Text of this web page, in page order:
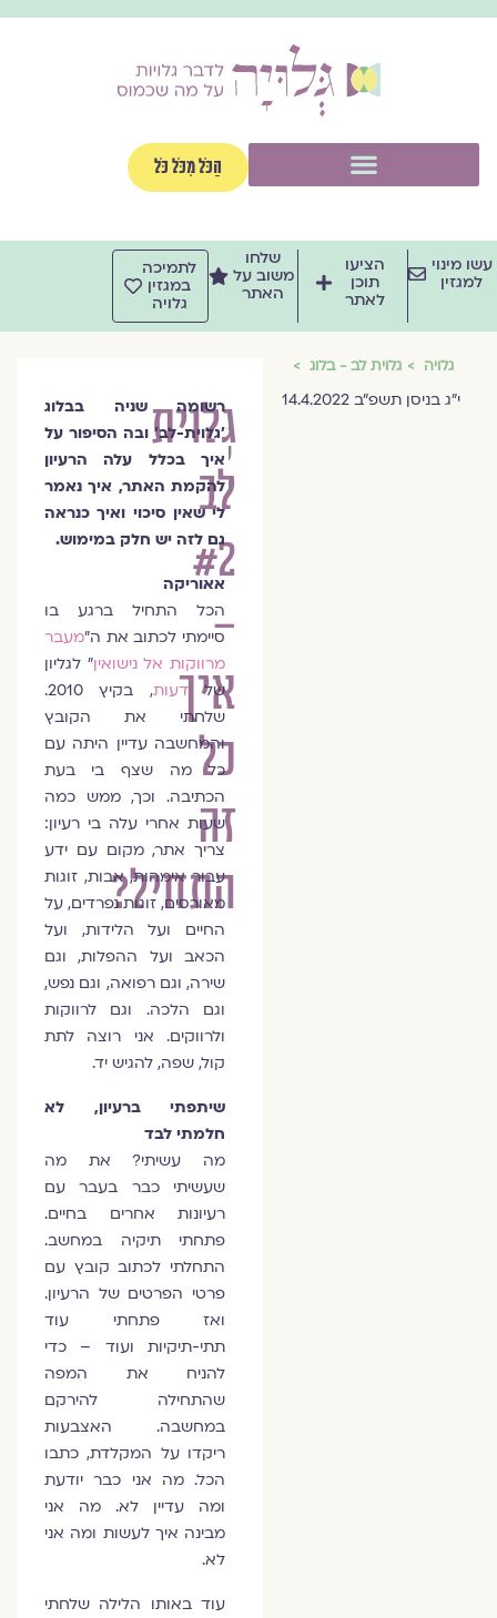
הַכֹּל מִכֹּל כֹּל
מינוי
למגזין
הציעו
תוכן
לאתר
שלחו
משוב על
האתר
לתמיכה
במגזין
גלויה
גלויה גלוית לב - בלוג
י״ג בניסן תשפ״ב 14.4.2022
גלוית
לב
#2
–
איך
כל
זה
התחיל?
הרבנית
שרה
סגל־כץ
רשומה שניה בבלוג
׳גלוית-לב׳ ובה הסיפור על
איך בכלל עלה הרעיון
להקמת האתר, איך נאמר
לי שאין סיכוי ואיך כנראה
גם לזה יש חלק במימוש.
אאוריקה
הכל התחיל ברגע בו
סיימתי לכתוב את ה״מעבר
מרווקות אל נישואין״ לגליון
של דעות
, בקיץ 2010.
שלחתי את הקובץ
והמחשבה עדיין היתה עם
כל מה שצף בי בעת
הכתיבה. וכך, ממש כמה
שעות אחרי עלה בי רעיון:
צריך אתר, מקום עם ידע
עבור אימהות, אבות, זוגות
מאורסים, זוגות נפרדים, על
החיים ועל הלידות, ועל
הכאב ועל ההפלות, וגם
שירה, וגם רפואה, וגם נפש,
וגם הלכה. וגם לרווקות
ולרווקים. אני רוצה לתת
קול, שפה, להגיש יד.
שיתפתי ברעיון, לא
חלמתי לבד
מה עשיתי? את מה
שעשיתי כבר בעבר עם
רעיונות אחרים בחיים.
פתחתי תיקיה במחשב.
התחלתי לכתוב קובץ עם
פרטי הפרטים של הרעיון.
ואז פתחתי עוד
תתי-תיקיות ועוד – כדי
להניח את המפה
שהתחילה להירקם
במחשבה. האצבעות
ריקדו על המקלדת, כתבו
הכל. מה אני כבר יודעת
ומה עדיין לא. מה אני
מבינה איך לעשות ומה אני
לא.
עוד באותו הלילה שלחתי